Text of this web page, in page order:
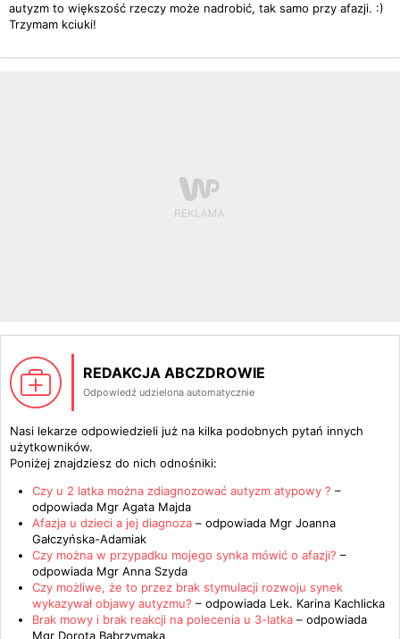
autyzm to większość rzeczy może nadrobić, tak samo przy afazji. :)
Trzymam kciuki!
REDAKCJA ABCZDROWIE
Odpowiedź udzielona automatycznie
Nasi lekarze odpowiedzieli już na kilka podobnych pytań innych
użytkowników.
Poniżej znajdziesz do nich odnośniki:
Czy u 2 latka można zdiagnozować autyzm atypowy ? –
odpowiada Mgr Agata Majda
Afazja u dzieci a jej diagnoza – odpowiada Mgr Joanna
Gałczyńska-Adamiak
Czy można w przypadku mojego synka mówić o afazji? –
odpowiada Mgr Anna Szyda
Czy możliwe, że to przez brak stymulacji rozwoju synek
wykazywał objawy autyzmu? – odpowiada Lek. Karina Kachlicka
Brak mowy i brak reakcji na polecenia u 3-latka – odpowiada
Mgr Dorota Babrzymąka